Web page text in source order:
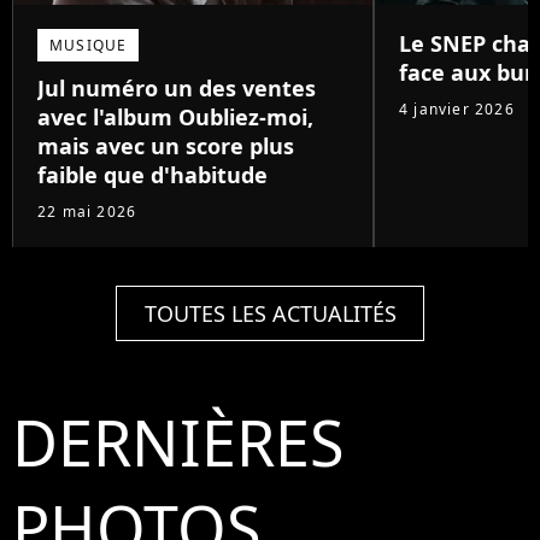
MUSIQUE
Jul numéro un des ventes
avec l'album Oubliez-moi,
mais avec un score plus
faible que d'habitude
22 mai 2026
Le SNEP
face aux
4 janvier 2026
TOUTES LES ACTUALITÉS
DERNIÈRES